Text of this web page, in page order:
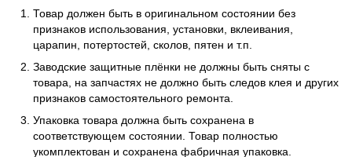
Товар должен быть в оригинальном состоянии без
признаков использования, установки, вклеивания,
царапин, потертостей, сколов, пятен и т.п.
Заводские защитные плёнки не должны быть сняты с
товара, на запчастях не должно быть следов клея и других
признаков самостоятельного ремонта.
Упаковка товара должна быть сохранена в
соответствующем состоянии. Товар полностью
укомплектован и сохранена фабричная упаковка.